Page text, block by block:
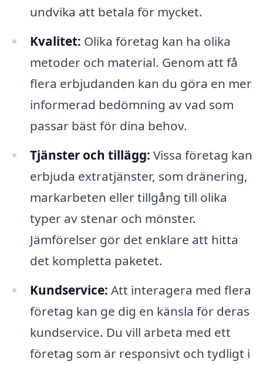
undvika att betala för mycket.
Kvalitet: Olika företag kan ha olika
metoder och material. Genom att få
flera erbjudanden kan du göra en mer
informerad bedömning av vad som
passar bäst för dina behov.
Tjänster och tillägg: Vissa företag kan
erbjuda extratjänster, som dränering,
markarbeten eller tillgång till olika
typer av stenar och mönster.
Jämförelser gör det enklare att hitta
det kompletta paketet.
Kundservice: Att interagera med flera
företag kan ge dig en känsla för deras
kundservice. Du vill arbeta med ett
företag som är responsivt och tydligt i